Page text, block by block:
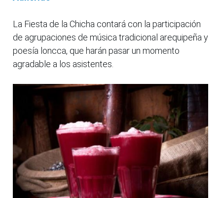
La Fiesta de la Chicha contará con la participación
de agrupaciones de música tradicional arequipeña y
poesía loncca, que harán pasar un momento
agradable a los asistentes.